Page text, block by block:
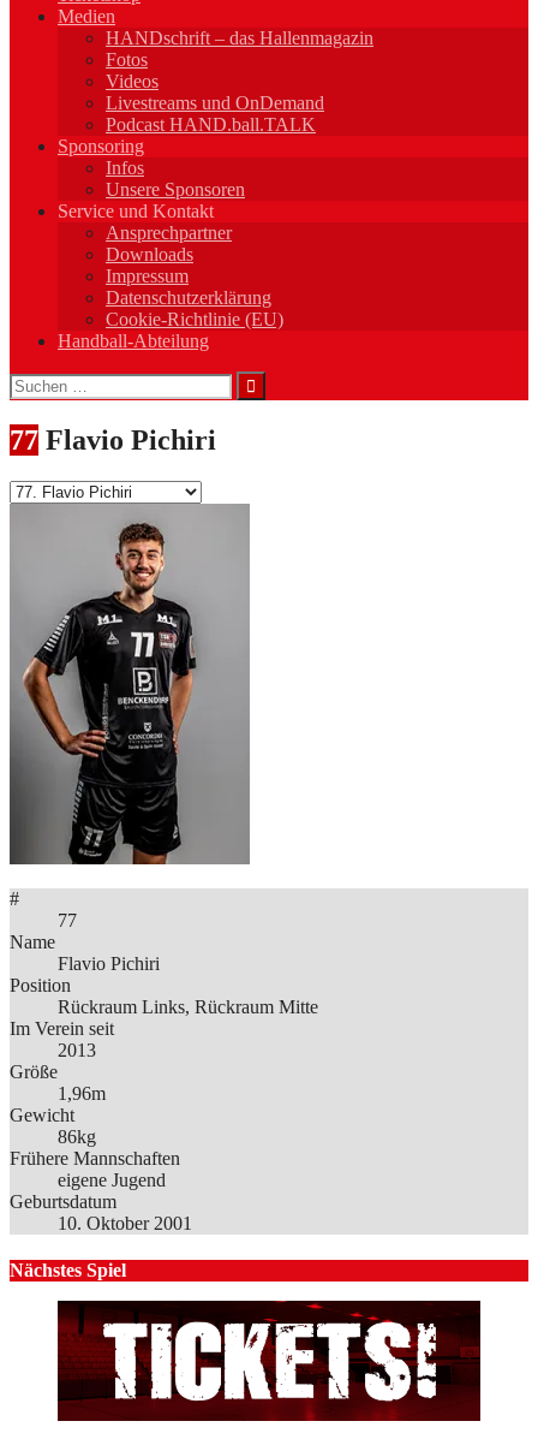
Medien
HANDschrift – das Hallenmagazin
Fotos
Videos
Livestreams und OnDemand
Podcast HAND.ball.TALK
Sponsoring
Infos
Unsere Sponsoren
Service und Kontakt
Ansprechpartner
Downloads
Impressum
Datenschutzerklärung
Cookie-Richtlinie (EU)
Handball-Abteilung
Suchen
nach:
77 Flavio Pichiri
#
77
Name
Flavio Pichiri
Position
Rückraum Links, Rückraum Mitte
Im Verein seit
2013
Größe
1,96m
Gewicht
86kg
Frühere Mannschaften
eigene Jugend
Geburtsdatum
10. Oktober 2001
Nächstes Spiel